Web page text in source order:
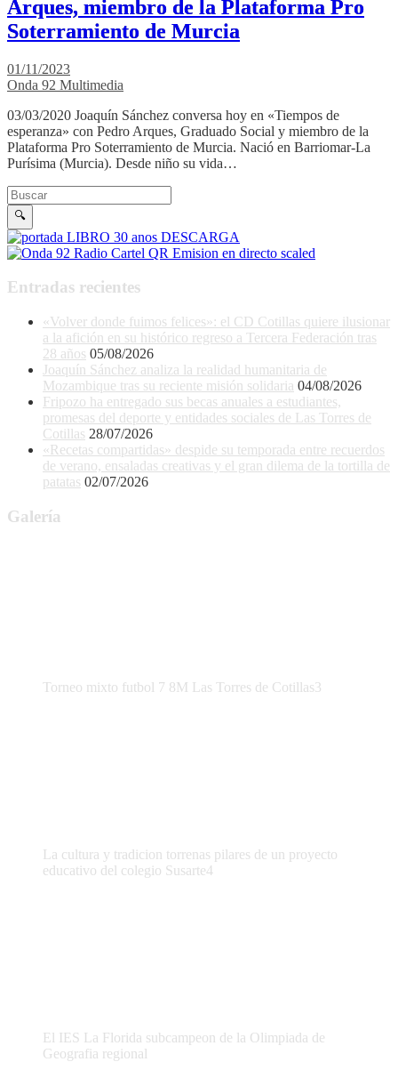
Arques, miembro de la Plataforma Pro
Soterramiento de Murcia
01/11/2023
Onda 92 Multimedia
03/03/2020 Joaquín Sánchez conversa hoy en «Tiempos de
esperanza» con Pedro Arques, Graduado Social y miembro de la
Plataforma Pro Soterramiento de Murcia. Nació en Barriomar-La
Purísima (Murcia). Desde niño su vida…
Buscar en la web
Buscar
🔍
Entradas recientes
«Volver donde fuimos felices»: el CD Cotillas quiere ilusionar
a la afición en su histórico regreso a Tercera Federación tras
28 años 05/08/2026
Joaquín Sánchez analiza la realidad humanitaria de
Mozambique tras su reciente misión solidaria 04/08/2026
Fripozo ha entregado sus becas anuales a estudiantes,
promesas del deporte y entidades sociales de Las Torres de
Cotillas 28/07/2026
«Recetas compartidas» despide su temporada entre recuerdos
de verano, ensaladas creativas y el gran dilema de la tortilla de
patatas 02/07/2026
Galería
Torneo mixto futbol 7 8M Las Torres de Cotillas3
La cultura y tradicion torrenas pilares de un proyecto
educativo del colegio Susarte4
El IES La Florida subcampeon de la Olimpiada de
Geografia regional